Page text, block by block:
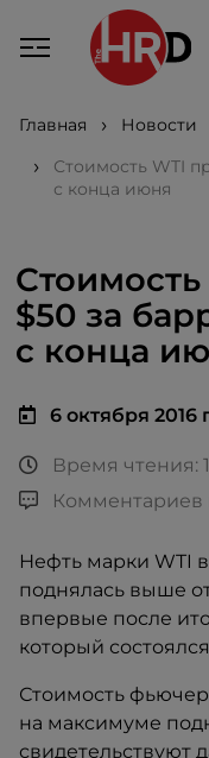
Главная
Новости
Стоимость WTI
с конца июня
$50 за
с конца
6 октября 2016
Время чтения:
Комментариев
Нефть марки WTI
поднялась выше
впервые после
который
Стоимость
на максимуме
свидетельствуют